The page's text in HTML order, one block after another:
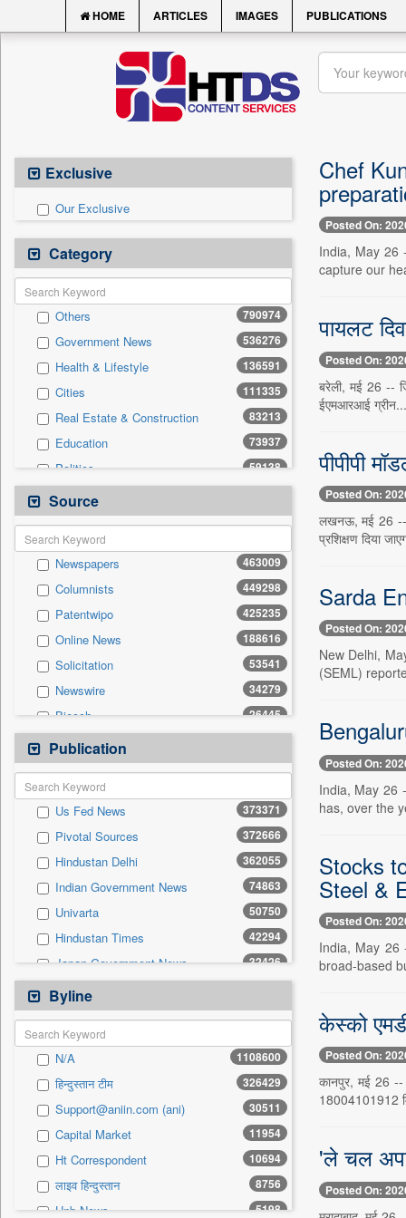
HOME ARTICLES IMAGES PUBLICATIONS
Exclusive
Our Exclusive
Category
Others 790974
Government News 536276
Health & Lifestyle 136591
Cities 111335
Real Estate & Construction 83213
Education 73937
Politics 59138
National
Technology 41860
Business & Finance
Sports 20155
International 19591
Travel 13174
General News 11982
Employment 6672
Entertainment 6407
Auto 4040
Press Release
Source
Newspapers 463009
Columnists 449298
Patentwipo 425235
Online News 188616
Solicitation 53541
Newswire 34279
Biecch 26445
Press Release
Contract 10587
Magazines
Brand Stories 190
Sec 0
Publication
Us Fed News 373371
Pivotal Sources 372666
Hindustan Delhi 362055
Indian Government News 74863
Univarta 50750
Hindustan Times 42294
Japan Government News 32426
Uk Government News
Asian News International 30511
Australian Government News
United News Of India 22201
Health Daily Digest 21361
Mint 18304
Dion Global Solutions Limited 14610
South East Asian News 12717
The Sunday Guardian 12128
Byline
N/A 1108600
हिन्दुस्तान टीम 326429
Support@aniin.com (ani) 30511
Capital Market 11954
Ht Correspondent 10694
लाइव हिन्दुस्तान 8756
Unb News 5198
Chef
Posted On:
India, May 26
capture our
पायलट
Posted On:
बरेली, मई 26 --
ईएमआरआई ग्रीन...
पीपीपी
Posted On:
लखनऊ, मई 26 --
प्रशिक्षण दिया
Sarda
Posted On:
New Delhi,
(SEML)
Posted On:
India, May 26
has, over the
Stocks
Steel &
Posted On:
India, May 26
broad-based
केस्को
Posted On:
कानपुर, मई 26 --
18004101912
'ले चल
Posted On: